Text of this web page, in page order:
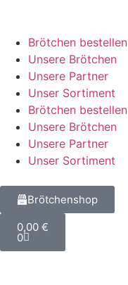
Brötchen bestellen
Unsere Brötchen
Unsere Partner
Unser Sortiment
Brötchen bestellen
Unsere Brötchen
Unsere Partner
Unser Sortiment
Brötchenshop
0,00 €
0